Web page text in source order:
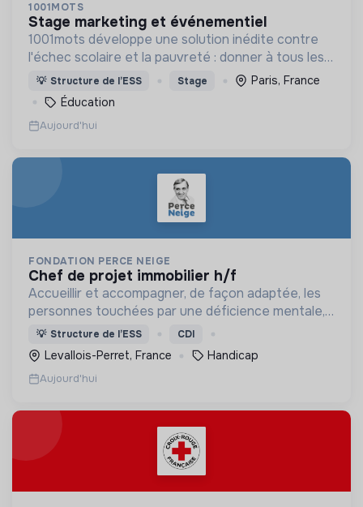
1001MOTS
stage marketing et événementiel
1001mots développe une solution inédite contre
l'échec scolaire et la pauvreté : donner à tous les
enfants les 1000 premiers mots nécessaires pour
leur entrée à l'école à 3 ans.
💡 Structure de l’ESS Stage
Paris, France
Éducation
Aujourd'hui
FONDATION PERCE NEIGE
chef de projet immobilier h/f
Accueillir et accompagner, de façon adaptée, les
personnes touchées par une déficience mentale,
un handicap physique ou psychique
💡 Structure de l’ESS CDI
Levallois-Perret, France Handicap
Aujourd'hui